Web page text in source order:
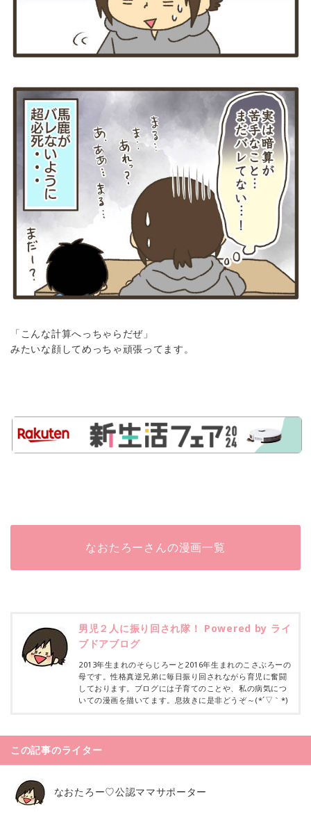
「こんな計算へっちゃらだぜ」
みたいな顔してめっちゃ頑張ってます。
なおたろーさんの漫画一覧
男児２人に振り回され隊！ Powered by ライ
ブドアブログ
2013年生まれのそらじろーと2016年生まれのこさぶろーの
母です。性格真逆兄弟に毎日振り回されながら育児に奮闘
しております。ブログには子育てのことや、私の病気につ
いての漫画を描いてます。息抜きに是非どうぞ～(*´▽｀*)
この記事のライター
なおたろー♡公認ママサポーター